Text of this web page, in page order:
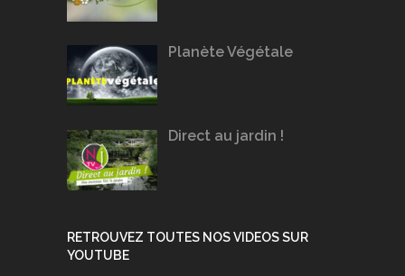
Planète Végétale
Direct au jardin !
RETROUVEZ TOUTES NOS VIDEOS SUR
YOUTUBE